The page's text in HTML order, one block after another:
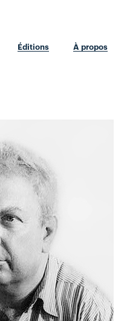
Éditions
À propos